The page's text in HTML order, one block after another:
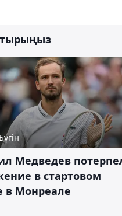
Медведев
в стартовом
в Монреале